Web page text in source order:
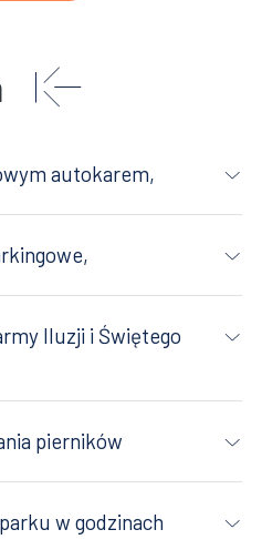
autokarem,
Iluzji i Świętego
pierników
w godzinach